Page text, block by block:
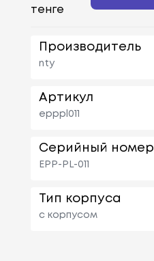
тенге
Производитель
nty
Артикул
epppl011
Серийный номер
EPP-PL-011
Тип корпуса
с корпусом